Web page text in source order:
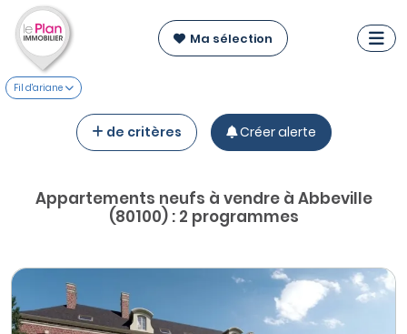
Ma sélection
Fil d'ariane
de critères Créer alerte
Appartements neufs à vendre à Abbeville
(80100) : 2 programmes